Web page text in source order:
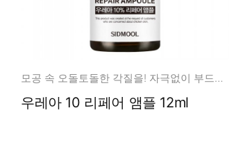
모공 속 오돌토돌한 각질을! 자극없이 부드럽게 케어
우레아 10 리페어 앰플 12ml